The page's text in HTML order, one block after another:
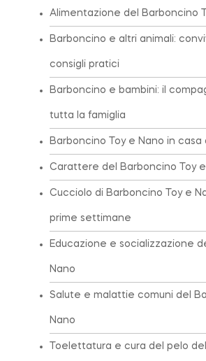
Alimentazione del Barboncino
Barboncino e altri animali:
consigli pratici
Barboncino e bambini: il
tutta la famiglia
Barboncino Toy e Nano in
Carattere del Barboncino Toy
Cucciolo di Barboncino Toy e
prime settimane
Educazione e socializzazione
Nano
Salute e malattie comuni del
Nano
Toelettatura e cura del pelo